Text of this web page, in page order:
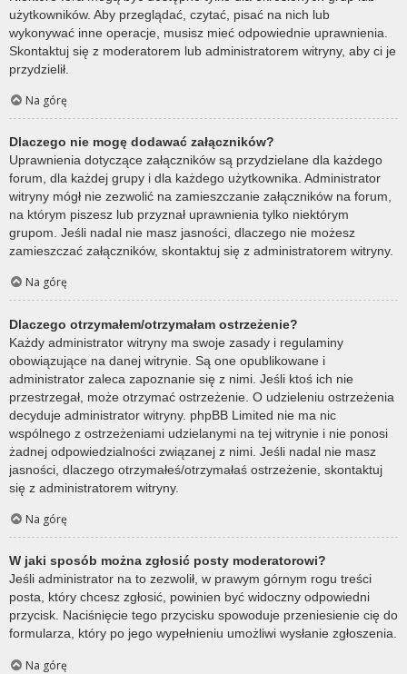
użytkowników. Aby przeglądać, czytać, pisać na nich lub
wykonywać inne operacje, musisz mieć odpowiednie uprawnienia.
Skontaktuj się z moderatorem lub administratorem witryny, aby ci je
przydzielił.
Na górę
Dlaczego nie mogę dodawać załączników?
Uprawnienia dotyczące załączników są przydzielane dla każdego
forum, dla każdej grupy i dla każdego użytkownika. Administrator
witryny mógł nie zezwolić na zamieszczanie załączników na forum,
na którym piszesz lub przyznał uprawnienia tylko niektórym
grupom. Jeśli nadal nie masz jasności, dlaczego nie możesz
zamieszczać załączników, skontaktuj się z administratorem witryny.
Na górę
Dlaczego otrzymałem/otrzymałam ostrzeżenie?
Każdy administrator witryny ma swoje zasady i regulaminy
obowiązujące na danej witrynie. Są one opublikowane i
administrator zaleca zapoznanie się z nimi. Jeśli ktoś ich nie
przestrzegał, może otrzymać ostrzeżenie. O udzieleniu ostrzeżenia
decyduje administrator witryny. phpBB Limited nie ma nic
wspólnego z ostrzeżeniami udzielanymi na tej witrynie i nie ponosi
żadnej odpowiedzialności związanej z nimi. Jeśli nadal nie masz
jasności, dlaczego otrzymałeś/otrzymałaś ostrzeżenie, skontaktuj
się z administratorem witryny.
Na górę
W jaki sposób można zgłosić posty moderatorowi?
Jeśli administrator na to zezwolił, w prawym górnym rogu treści
posta, który chcesz zgłosić, powinien być widoczny odpowiedni
przycisk. Naciśnięcie tego przycisku spowoduje przeniesienie cię do
formularza, który po jego wypełnieniu umożliwi wysłanie zgłoszenia.
Na górę